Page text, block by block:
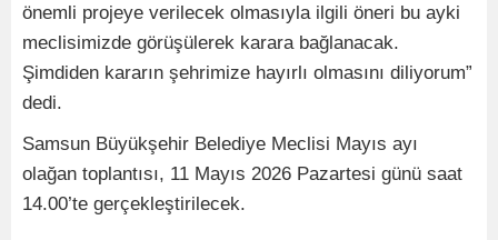
önemli projeye verilecek olmasıyla ilgili öneri bu ayki
meclisimizde görüşülerek karara bağlanacak.
Şimdiden kararın şehrimize hayırlı olmasını diliyorum”
dedi.
Samsun Büyükşehir Belediye Meclisi Mayıs ayı
olağan toplantısı, 11 Mayıs 2026 Pazartesi günü saat
14.00’te gerçekleştirilecek.